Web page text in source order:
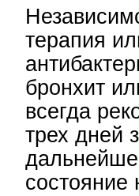
терапия
бронхит
всегда
трех дней
состояние